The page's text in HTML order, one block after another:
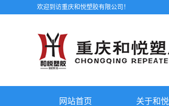
欢迎到访重庆和悦塑胶有限公司！
网站首页
关于和悦